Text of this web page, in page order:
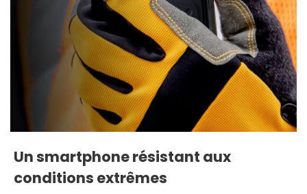
Un smartphone résistant aux
conditions extrêmes